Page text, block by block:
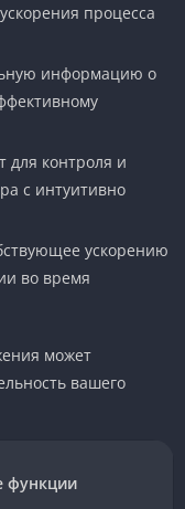
процесса
информацию о
контроля и
с интуитивно
ускорению
во время
может
вашего
функции